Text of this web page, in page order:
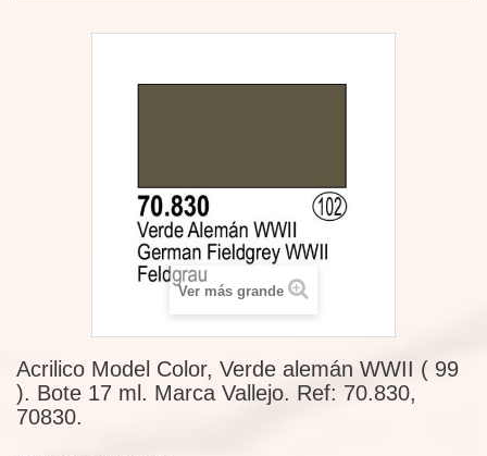
Ver más grande
Acrilico Model Color, Verde alemán WWII ( 99
). Bote 17 ml. Marca Vallejo. Ref: 70.830,
70830.